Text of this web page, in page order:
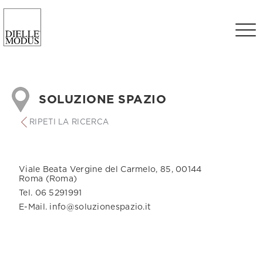
SOLUZIONE SPAZIO
RIPETI LA RICERCA
Viale Beata Vergine del Carmelo, 85, 00144
Roma (Roma)
Tel. 06 5291991
E-Mail. info@soluzionespazio.it